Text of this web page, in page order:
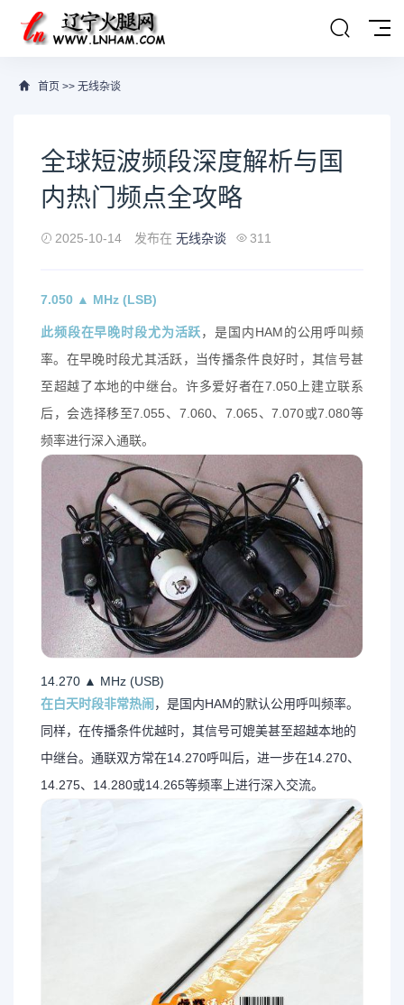
首页 >> 无线杂谈
全球短波频段深度解析与国
内热门频点全攻略
2025-10-14 发布在 无线杂谈 311
7.050 ▲ MHz (LSB)
此频段在早晚时段尤为活跃，是国内HAM的公用呼叫频
率。在早晚时段尤其活跃，当传播条件良好时，其信号甚
至超越了本地的中继台。许多爱好者在7.050上建立联系
后，会选择移至7.055、7.060、7.065、7.070或7.080等
频率进行深入通联。
14.270 ▲ MHz (USB)
在白天时段非常热闹 ，是国内HAM的默认公用呼叫频率。
同样，在传播条件优越时，其信号可媲美甚至超越本地的
中继台。通联双方常在14.270呼叫后，进一步在14.270、
14.275、14.280或14.265等频率上进行深入交流。